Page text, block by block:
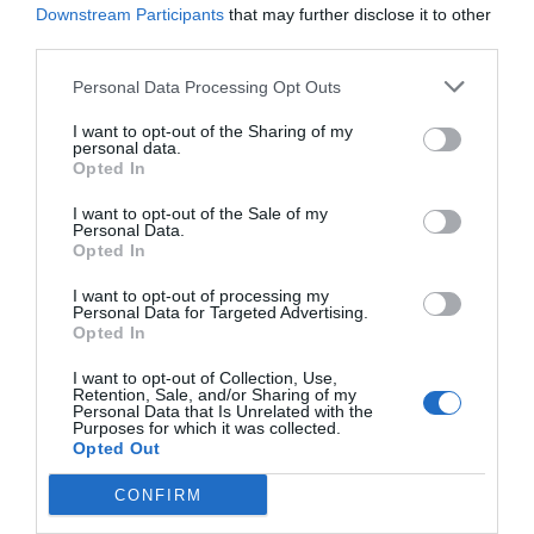
Downstream Participants that may further disclose it to other
Personal Data Processing Opt Outs
I want to opt-out of the Sharing of my
personal data.
Opted In
I want to opt-out of the Sale of my
Personal Data.
Opted In
I want to opt-out of processing my
Personal Data for Targeted Advertising.
Opted In
I want to opt-out of Collection, Use,
Retention, Sale, and/or Sharing of my
Personal Data that Is Unrelated with the
Purposes for which it was collected.
Opted Out
CONFIRM
Argumentos de Paqui Bartual para la
continuidad
En su intervención ante los medios y los ciudadanos
congregados, Paqui Bartual ha justificado su decisión
continuidad a los planes urbanos y sociales que se
están ejecutando actualmente. La primera edil ha
señalado que“Xirivella vuelve a tener ambición,
proyectos y orgullo de pertenencia”, al tiempo que ha
transformación para que nuestro pueblo continúe
avanzando”.